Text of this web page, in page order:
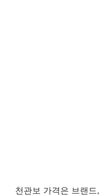
천관보 가격은 브랜드